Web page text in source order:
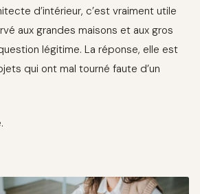
d’intérieur, c’est vraiment utile
aux grandes maisons et aux gros
légitime. La réponse, elle est
qui ont mal tourné faute d’un